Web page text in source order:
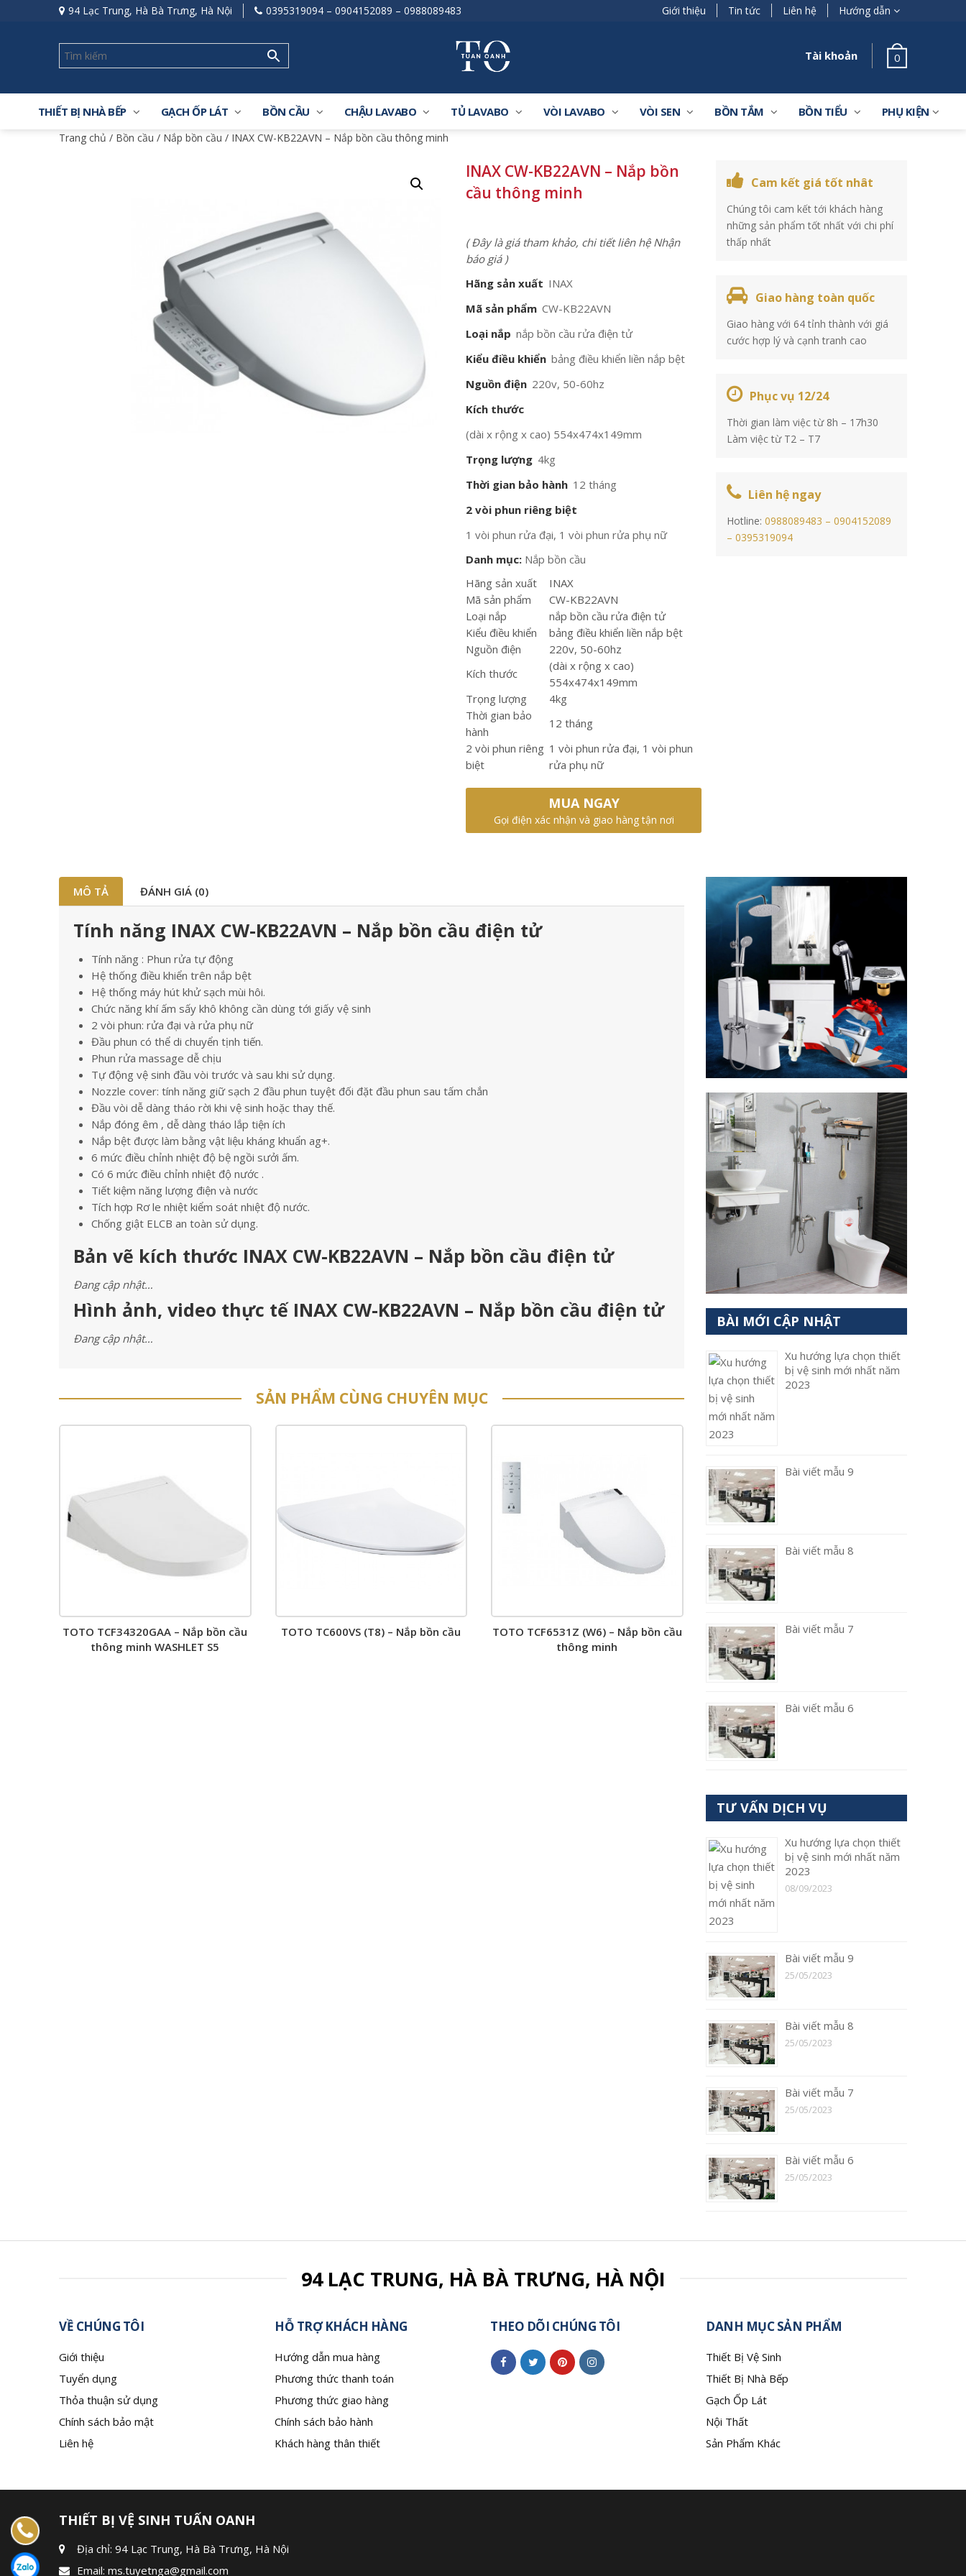
94 Lạc Trung, Hà Bà Trưng, Hà Nội 0395319094 – 0904152089 – 0988089483 Giới thiệu Tin tức Liên hệ Hướng dẫn
Tài khoản 0
THIẾT BỊ NHÀ BẾP GẠCH ỐP LÁT BỒN CẦU CHẬU LAVABO TỦ LAVABO VÒI LAVABO VÒI SEN BỒN TẮM BỒN TIỂU PHỤ KIỆN
Trang chủ / Bồn cầu / Nắp bồn cầu / INAX CW-KB22AVN – Nắp bồn cầu thông minh
INAX CW-KB22AVN – Nắp bồn
cầu thông minh
( Đây là giá tham khảo, chi tiết liên hệ Nhận
báo giá )
Hãng sản xuất INAX
Mã sản phẩm CW-KB22AVN
Loại nắp nắp bồn cầu rửa điện tử
Kiểu điều khiển bảng điều khiển liền nắp bệt
Nguồn điện 220v, 50-60hz
Kích thước
(dài x rộng x cao) 554x474x149mm
Trọng lượng 4kg
Thời gian bảo hành 12 tháng
2 vòi phun riêng biệt
1 vòi phun rửa đại, 1 vòi phun rửa phụ nữ
Danh mục: Nắp bồn cầu
Hãng sản xuất
INAX
Mã sản phẩm
CW-KB22AVN
Loại nắp
nắp bồn cầu rửa điện tử
Kiểu điều khiển
bảng điều khiển liền nắp bệt
Nguồn điện
220v, 50-60hz
Kích thước
(dài x rộng x cao)
554x474x149mm
Trọng lượng
4kg
Thời gian bảo
hành
12 tháng
2 vòi phun riêng
biệt
1 vòi phun rửa đại, 1 vòi phun
rửa phụ nữ
MUA NGAY
Gọi điện xác nhận và giao hàng tận nơi
Cam kết giá tốt nhât
Chúng tôi cam kết tới khách hàng
những sản phẩm tốt nhất với chi phí
thấp nhất
Giao hàng toàn quốc
Giao hàng với 64 tỉnh thành với giá
cước hợp lý và cạnh tranh cao
Phục vụ 12/24
Thời gian làm việc từ 8h – 17h30
Làm việc từ T2 – T7
Liên hệ ngay
Hotline: 0988089483 – 0904152089
– 0395319094
MÔ TẢ ĐÁNH GIÁ (0)
Tính năng INAX CW-KB22AVN – Nắp bồn cầu điện tử
Tính năng : Phun rửa tự động
Hệ thống điều khiển trên nắp bệt
Hệ thống máy hút khử sạch mùi hôi.
Chức năng khí ấm sấy khô không cần dùng tới giấy vệ sinh
2 vòi phun: rửa đại và rửa phụ nữ
Đầu phun có thể di chuyển tịnh tiến.
Phun rửa massage dễ chịu
Tự động vệ sinh đầu vòi trước và sau khi sử dụng.
Nozzle cover: tính năng giữ sạch 2 đầu phun tuyệt đối đặt đầu phun sau tấm chắn
Đầu vòi dễ dàng tháo rời khi vệ sinh hoặc thay thế.
Nắp đóng êm , dễ dàng tháo lắp tiện ích
Nắp bệt được làm bằng vật liệu kháng khuẩn ag+.
6 mức điều chỉnh nhiệt độ bệ ngồi sưởi ấm.
Có 6 mức điều chỉnh nhiệt độ nước .
Tiết kiệm năng lượng điện và nước
Tích hợp Rơ le nhiệt kiểm soát nhiệt độ nước.
Chống giật ELCB an toàn sử dụng.
Bản vẽ kích thước INAX CW-KB22AVN – Nắp bồn cầu điện tử
Đang cập nhật…
Hình ảnh, video thực tế INAX CW-KB22AVN – Nắp bồn cầu điện tử
Đang cập nhật…
SẢN PHẨM CÙNG CHUYÊN MỤC
TOTO TCF34320GAA – Nắp bồn cầu
thông minh WASHLET S5
TOTO TC600VS (T8) – Nắp bồn cầu
TOTO TCF6531Z (W6) – Nắp bồn cầu
thông minh
BÀI MỚI CẬP NHẬT
Xu hướng lựa chọn thiết
bị vệ sinh mới nhất năm
2023
Bài viết mẫu 9
Bài viết mẫu 8
Bài viết mẫu 7
Bài viết mẫu 6
TƯ VẤN DỊCH VỤ
Xu hướng lựa chọn thiết
bị vệ sinh mới nhất năm
2023
08/09/2023
Bài viết mẫu 9
25/05/2023
Bài viết mẫu 8
25/05/2023
Bài viết mẫu 7
25/05/2023
Bài viết mẫu 6
25/05/2023
94 LẠC TRUNG, HÀ BÀ TRƯNG, HÀ NỘI
VỀ CHÚNG TÔI
Giới thiệu
Tuyển dụng
Thỏa thuận sử dụng
Chính sách bảo mật
Liên hệ
HỖ TRỢ KHÁCH HÀNG
Hướng dẫn mua hàng
Phương thức thanh toán
Phương thức giao hàng
Chính sách bảo hành
Khách hàng thân thiết
THEO DÕI CHÚNG TÔI DANH MỤC SẢN PHẨM
Thiết Bị Vệ Sinh
Thiết Bị Nhà Bếp
Gạch Ốp Lát
Nội Thất
Sản Phẩm Khác
THIẾT BỊ VỆ SINH TUẤN OANH
Địa chỉ: 94 Lạc Trung, Hà Bà Trưng, Hà Nội
Email: ms.tuyetnga@gmail.com